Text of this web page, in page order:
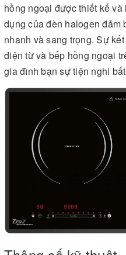
hồng ngoại được thiết kế
dụng của đèn halogen đảm
nhanh và sang trọng. Sự
điện từ và bếp hồng ngoại
gia đình bạn sự tiện nghi